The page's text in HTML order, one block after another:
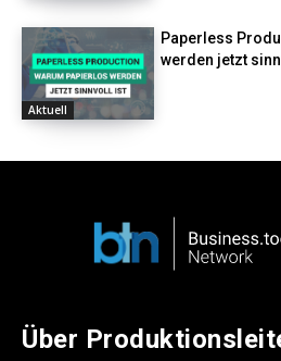
Aktuell
Paperless
werden jetzt
Über